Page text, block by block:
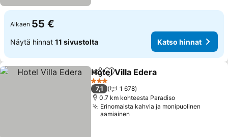
Alkaen 55 €
Näytä hinnat 11 sivustolta Katso hinnat
Jaa Lisää suosikkeihin
Hotel Villa Edera
3 Tähtiluokitus
7,1
1 678
0.7 km kohteesta Paradiso
Erinomaista kahvia ja monipuolinen
aamiainen